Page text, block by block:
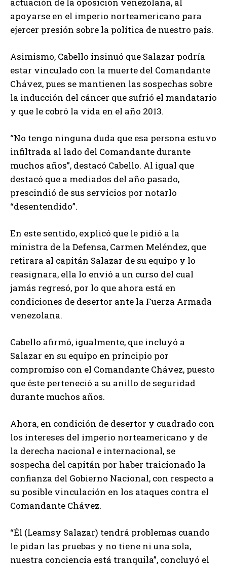
actuación de la oposición venezolana, al
apoyarse en el imperio norteamericano para
ejercer presión sobre la política de nuestro país.
Asimismo, Cabello insinuó que Salazar podría
estar vinculado con la muerte del Comandante
Chávez, pues se mantienen las sospechas sobre
la inducción del cáncer que sufrió el mandatario
y que le cobró la vida en el año 2013.
“No tengo ninguna duda que esa persona estuvo
infiltrada al lado del Comandante durante
muchos años”, destacó Cabello. Al igual que
destacó que a mediados del año pasado,
prescindió de sus servicios por notarlo
“desentendido”.
En este sentido, explicó que le pidió a la
ministra de la Defensa, Carmen Meléndez, que
retirara al capitán Salazar de su equipo y lo
reasignara, ella lo envió a un curso del cual
jamás regresó, por lo que ahora está en
condiciones de desertor ante la Fuerza Armada
venezolana.
Cabello afirmó, igualmente, que incluyó a
Salazar en su equipo en principio por
compromiso con el Comandante Chávez, puesto
que éste perteneció a su anillo de seguridad
durante muchos años.
Ahora, en condición de desertor y cuadrado con
los intereses del imperio norteamericano y de
la derecha nacional e internacional, se
sospecha del capitán por haber traicionado la
confianza del Gobierno Nacional, con respecto a
su posible vinculación en los ataques contra el
Comandante Chávez.
“Él (Leamsy Salazar) tendrá problemas cuando
le pidan las pruebas y no tiene ni una sola,
nuestra conciencia está tranquila”, concluyó el